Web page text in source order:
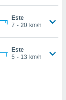
Este
7 - 20 km/h
Este
5 - 13 km/h